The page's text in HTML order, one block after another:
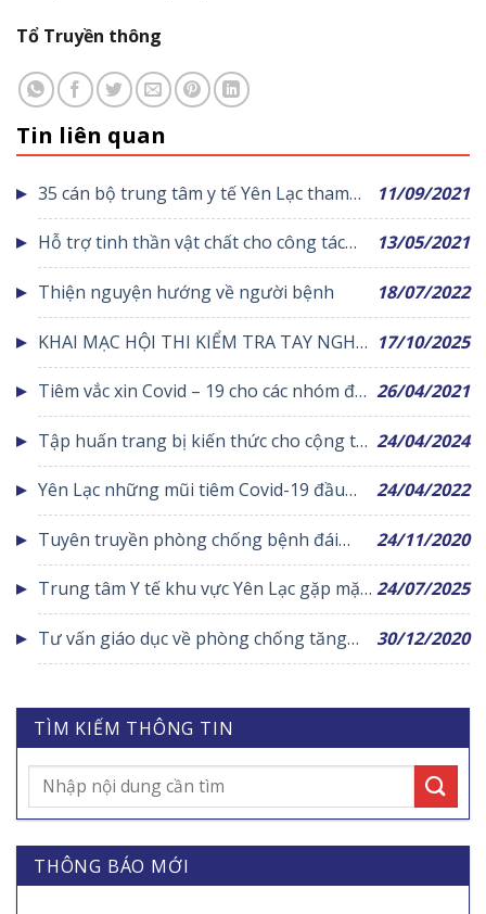
Tổ Truyền thông
Tin liên quan
35 cán bộ trung tâm y tế Yên Lạc tham
gia chống dịch Covid-19 tại Hà Nội
11/09/2021
Hỗ trợ tinh thần vật chất cho công tác
phòng chống dịch Covid-19
13/05/2021
Thiện nguyện hướng về người bệnh 18/07/2022
KHAI MẠC HỘI THI KIỂM TRA TAY NGHỀ
ĐIỀU DƯỠNG, HỘ SINH, KỸ THUẬT VIÊN
NĂM 2025
17/10/2025
Tiêm vắc xin Covid – 19 cho các nhóm đối
tượng
26/04/2021
Tập huấn trang bị kiến thức cho cộng tác
viên dân số
24/04/2024
Yên Lạc những mũi tiêm Covid-19 đầu
tiên được đưa vào cơ thể trẻ từ 5 đến
dưới 12 tuổi an toàn
24/04/2022
Tuyên truyền phòng chống bệnh đái
tháo đường
24/11/2020
Trung tâm Y tế khu vực Yên Lạc gặp mặt,
tri ân người có công
24/07/2025
Tư vấn giáo dục về phòng chống tăng
huyết áp tại cộng đồng
30/12/2020
TÌM KIẾM THÔNG TIN
THÔNG BÁO MỚI